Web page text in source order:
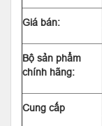
Giá bán:
Bộ sản phẩm
chính hãng:
Cung cấp